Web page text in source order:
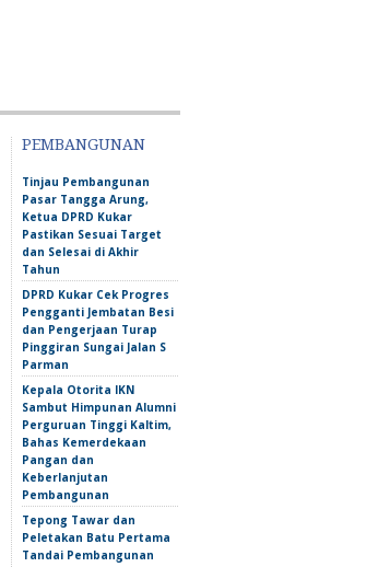
PEMBANGUNAN
Tinjau Pembangunan
Pasar Tangga Arung,
Ketua DPRD Kukar
Pastikan Sesuai Target
dan Selesai di Akhir
Tahun
DPRD Kukar Cek Progres
Pengganti Jembatan Besi
dan Pengerjaan Turap
Pinggiran Sungai Jalan S
Parman
Kepala Otorita IKN
Sambut Himpunan Alumni
Perguruan Tinggi Kaltim,
Bahas Kemerdekaan
Pangan dan
Keberlanjutan
Pembangunan
Tepong Tawar dan
Peletakan Batu Pertama
Tandai Pembangunan